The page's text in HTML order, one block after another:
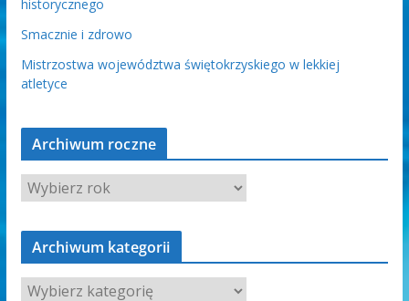
historycznego
Smacznie i zdrowo
Mistrzostwa województwa świętokrzyskiego w lekkiej
atletyce
Archiwum roczne
Archiwum kategorii
A